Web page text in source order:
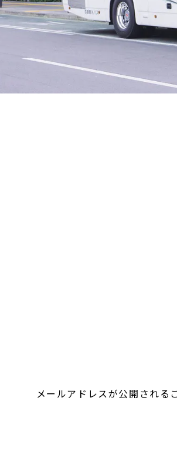
メールアドレスが公開される